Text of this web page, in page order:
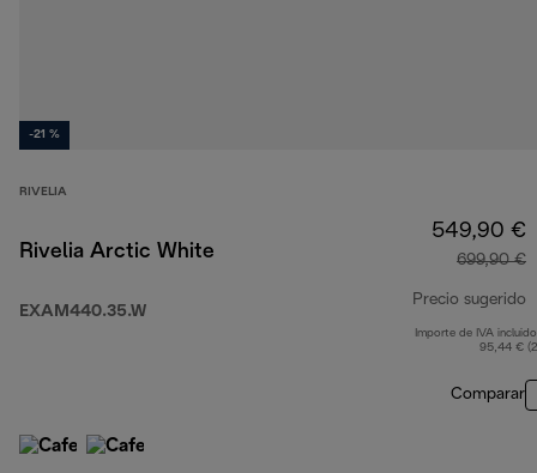
-21 %
RIVELIA
Rivelia Arctic White
EXAM440.35.W
549,90 €
699,90 €
Precio sugerido
Importe de IVA
95,44 €
Comparar